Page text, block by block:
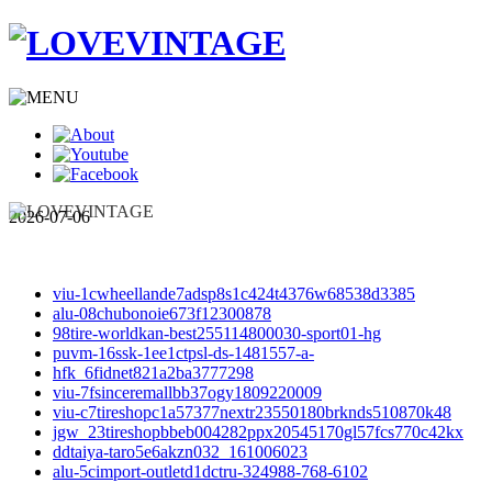
2026-07-06
viu-1cwheellande7adsp8s1c424t4376w68538d3385
alu-08chubonoie673f12300878
98tire-worldkan-best255114800030-sport01-hg
puvm-16ssk-1ee1ctpsl-ds-1481557-a-
hfk_6fidnet821a2ba3777298
viu-7fsinceremallbb37ogy1809220009
viu-c7tireshopc1a57377nextr23550180brknds510870k48
jgw_23tireshopbbeb004282ppx20545170gl57fcs770c42kx
ddtaiya-taro5e6akzn032_161006023
alu-5cimport-outletd1dctru-324988-768-6102